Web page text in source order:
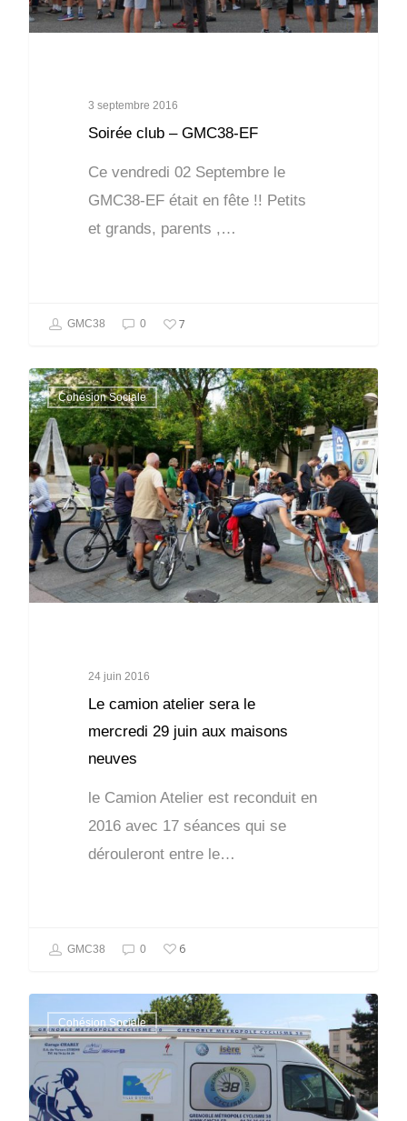
3 septembre 2016
Soirée club – GMC38-EF
Ce vendredi 02 Septembre le
GMC38-EF était en fête !! Petits
et grands, parents ,…
GMC38 0 7
Cohésion Sociale
24 juin 2016
Le camion atelier sera le
mercredi 29 juin aux maisons
neuves
le Camion Atelier est reconduit en
2016 avec 17 séances qui se
dérouleront entre le…
GMC38 0 6
Cohésion Sociale